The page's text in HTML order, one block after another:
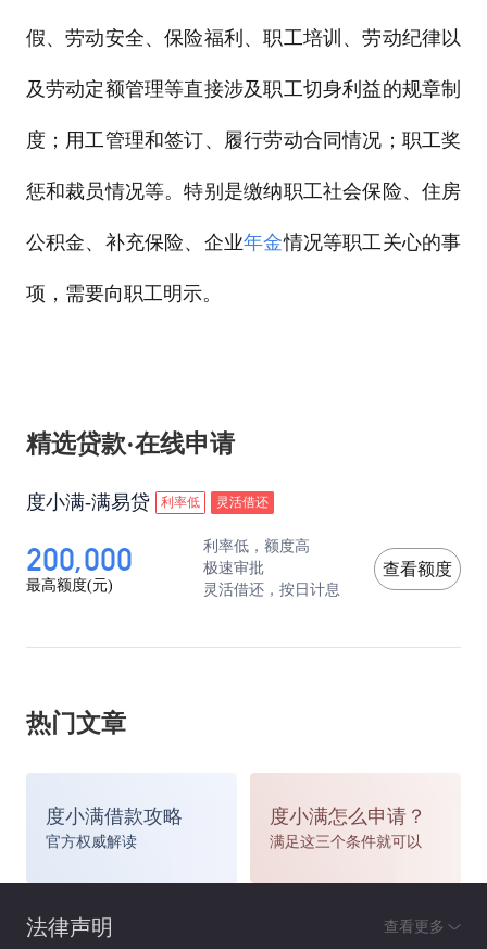
假、劳动安全、保险福利、职工培训、劳动纪律以
及劳动定额管理等直接涉及职工切身利益的规章制
度；用工管理和签订、履行劳动合同情况；职工奖
惩和裁员情况等。特别是缴纳职工社会保险、住房
公积金、补充保险、企业年金情况等职工关心的事
项，需要向职工明示。
精选贷款·在线申请
度小满-满易贷 利率低 灵活借还
200,000
最高额度(元)
利率低，额度高
极速审批
灵活借还，按日计息
查看额度
热门文章
度小满借款攻略
官方权威解读
度小满怎么申请？
满足这三个条件就可以
法律声明 查看更多